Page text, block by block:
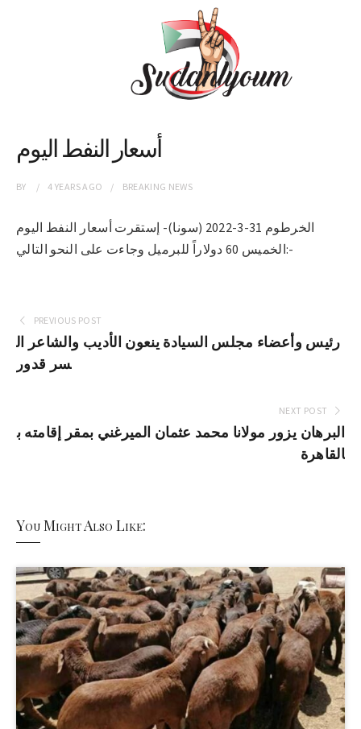
أسعار النفط اليوم
BY 4 YEARSAGO BREAKING NEWS
الخرطوم 31-3-2022 (سونا)- إستقرت أسعار النفط اليوم
الخميس 60 دولاراً للبرميل وجاءت على النحو التالي:-
PREVIOUS POST
رئيس وأعضاء مجلس السيادة ينعون الأديب والشاعر ال
سر قدور
NEXT POST
البرهان يزور مولانا محمد عثمان الميرغني بمقر إقامته ب
القاهرة
You Might Also Like: